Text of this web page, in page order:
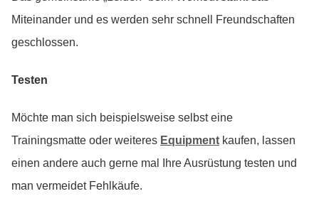
Miteinander und es werden sehr schnell Freundschaften
geschlossen.
Testen
Möchte man sich beispielsweise selbst eine
Trainingsmatte oder weiteres Equipment kaufen, lassen
einen andere auch gerne mal Ihre Ausrüstung testen und
man vermeidet Fehlkäufe.